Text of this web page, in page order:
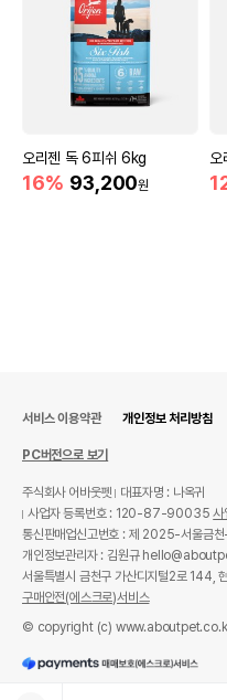
오리젠 독 6피쉬 6kg
16% 93,200원
서비스 이용약관 개인정보 처리방침
PC버전으로 보기
주식회사 어바웃펫
대표자명 : 나옥귀
사업자 등록번호 : 120-87-90035사
통신판매업신고번호 : 제 2025-서울금
개인정보관리자 : 김원규
서울특별시 금천구 가산디지털2로
구매안전(에스크로)서비스
© copyright (c)